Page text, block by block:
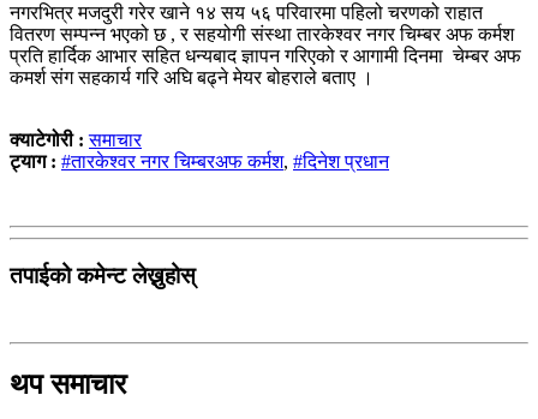
नगरभित्र मजदुरी गरेर खाने १४ सय ५६ परिवारमा पहिलो चरणको राहात
वितरण सम्पन्न भएको छ , र सहयोगी संस्था तारकेश्वर नगर चिम्बर अफ कर्मश
प्रति हार्दिक आभार सहित धन्यबाद ज्ञापन गरिएको र आगामी दिनमा चेम्बर अफ
कमर्श संग सहकार्य गरि अघि बढ्ने मेयर बोहराले बताए ।
क्याटेगोरी :समाचार
ट्याग : #तारकेश्वर नगर चिम्बरअफ कर्मश, #दिनेश प्रधान
तपाईको कमेन्ट लेख्नुहोस्
थप समाचार